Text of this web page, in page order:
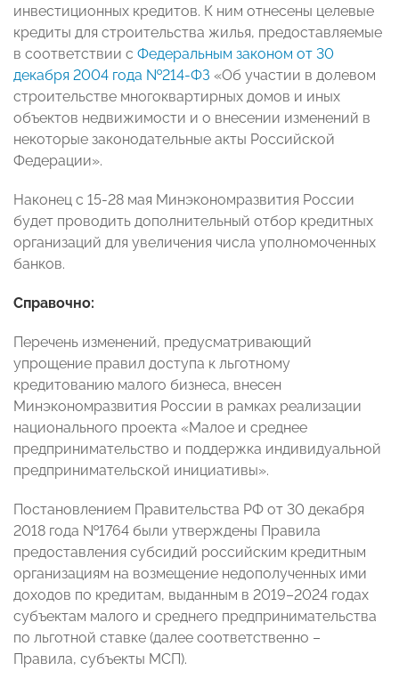
инвестиционных кредитов. К ним отнесены целевые
кредиты для строительства жилья, предоставляемые
в соответствии с Федеральным законом от 30
декабря 2004 года №214-ФЗ «Об участии в долевом
строительстве многоквартирных домов и иных
объектов недвижимости и о внесении изменений в
некоторые законодательные акты Российской
Федерации».
Наконец с 15-28 мая Минэкономразвития России
будет проводить дополнительный отбор кредитных
организаций для увеличения числа уполномоченных
банков.
Справочно:
Перечень изменений, предусматривающий
упрощение правил доступа к льготному
кредитованию малого бизнеса, внесен
Минэкономразвития России в рамках реализации
национального проекта «Малое и среднее
предпринимательство и поддержка индивидуальной
предпринимательской инициативы».
Постановлением Правительства РФ от 30 декабря
2018 года №1764 были утверждены Правила
предоставления субсидий российским кредитным
организациям на возмещение недополученных ими
доходов по кредитам, выданным в 2019–2024 годах
субъектам малого и среднего предпринимательства
по льготной ставке (далее соответственно –
Правила, субъекты МСП).